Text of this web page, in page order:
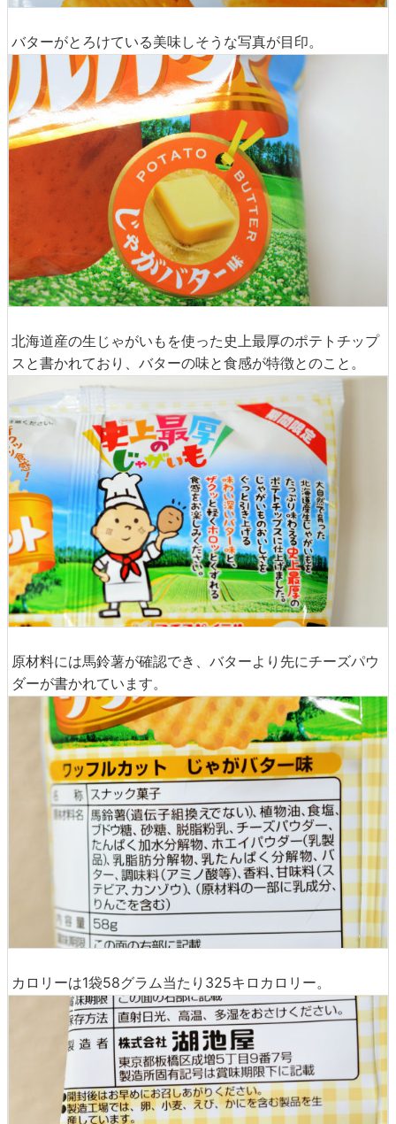
バターがとろけている美味しそうな写真が目印。
北海道産の生じゃがいもを使った史上最厚のポテトチップ
スと書かれており、バターの味と食感が特徴とのこと。
原材料には馬鈴薯が確認でき、バターより先にチーズパウ
ダーが書かれています。
カロリーは1袋58グラム当たり325キロカロリー。